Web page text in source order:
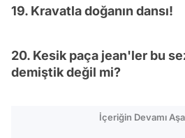
19. Kravatla doğanın dansı!
20. Kesik paça jean'ler bu
demiştik değil mi?
İçeriğin Devamı